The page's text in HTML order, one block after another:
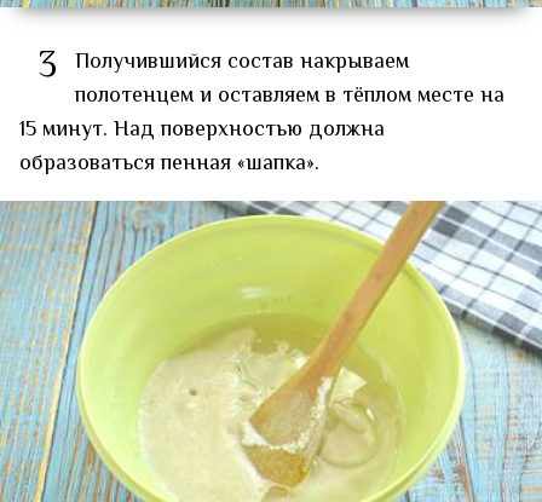
3 Получившийся состав накрываем
полотенцем и оставляем в тёплом месте на
15 минут. Над поверхностью должна
образоваться пенная «шапка».